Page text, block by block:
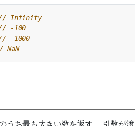
うち最も大きい数を返す。 引数が